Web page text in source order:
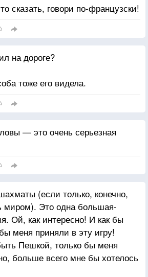
сказать, говори по-французски!
на дороге?
тоже его видела.
— это очень серьезная
(если только, конечно,
миром). Это одна большая-
Ой, как интересно! И как бы
меня приняли в эту игру!
Пешкой, только бы меня
больше всего мне бы хотелось